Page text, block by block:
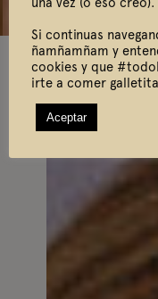
Todo
Find
una vez (o eso creo).
Si continuas
ñamñamñam y
cookies y que
irte a comer
Aceptar